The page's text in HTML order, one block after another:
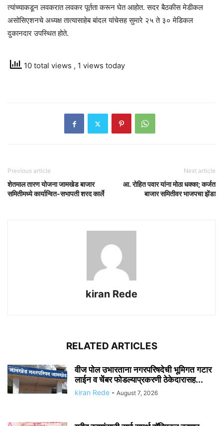
त्यांच्याकडून लवकरात लवकर पूर्तता करून घेत आहोत. सदर बैठकीस मेडीकल
असोसिएशनचे अध्यक्ष तात्यासाहेब बांदल यांचेसह सुमारे २५ ते ३० मेडिकल
दुकानदार उपस्थित होते.
10 total views , 1 views today
Previous article
शेतमाल तारण योजना जामखेड बाजार
समितीमध्ये कार्यान्वित-सभापती शरद कार्ले
Next article
आ. रोहित पवार यांना मोठा धक्का; कर्जत
बाजार समितीवर भाजपचा झेंडा
kiran Rede
RELATED ARTICLES
वीज पोल उभारताना नगरपरिषदेची भूमिगत गटार
लाईन व चेंबर फोडल्याप्रकरणी ठेकेदारासह...
kiran Rede - August 7, 2026